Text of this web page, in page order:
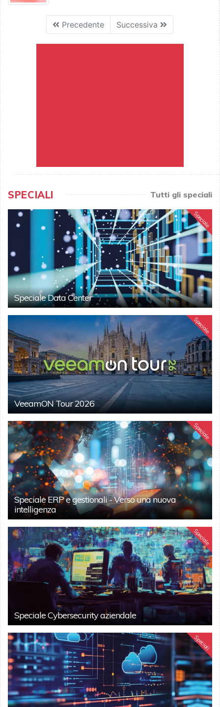
Precedente Successiva
SPECIALI Tutti gli speciali
Speciale
Speciale Data Center
Speciale
VeeamON Tour 2026
Speciale
Speciale ERP e gestionali - Verso una nuova
intelligenza
Speciale
Speciale Cybersecurity aziendale
Speciali